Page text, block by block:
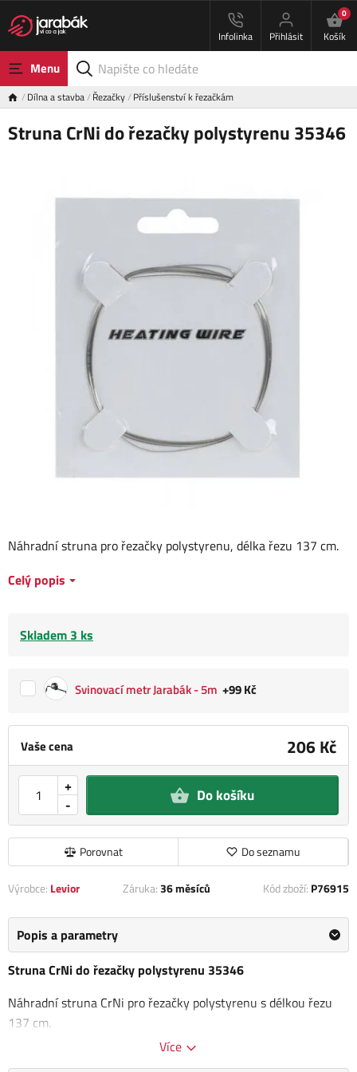
Infolinka Přihlásit
0
Košík
Menu
Dílna a stavba Řezačky Příslušenství k řezačkám
Struna CrNi do řezačky polystyrenu 35346
Vaše cena 206 Kč
-
+ Do košíku
Porovnat Do seznamu
Náhradní struna pro řezačky polystyrenu, délka řezu 137 cm.
Celý popis
Skladem 3 ks
Svinovací metr Jarabák - 5m +99 Kč
Výrobce: Levior Záruka:36 měsíců Kód zboží: P76915
Popis a parametry
Struna CrNi do řezačky polystyrenu 35346
Náhradní struna CrNi pro řezačky polystyrenu s délkou řezu
137 cm.
Více